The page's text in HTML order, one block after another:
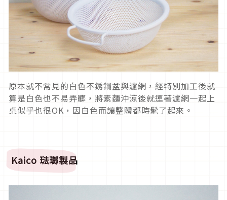
原本就不常見的白色不銹鋼盆與濾網，經特別加工後就
算是白色也不易弄髒，將素麵沖涼後就連著濾網一起上
桌似乎也很OK，因白色而讓整體都時髦了起來。
Kaico 琺瑯製品